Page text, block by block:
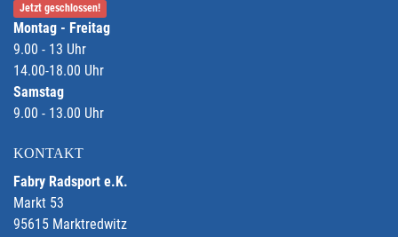
Jetzt geschlossen!
Montag - Freitag
9.00 - 13 Uhr
14.00-18.00 Uhr
Samstag
9.00 - 13.00 Uhr
KONTAKT
Fabry Radsport e.K.
Markt 53
95615 Marktredwitz